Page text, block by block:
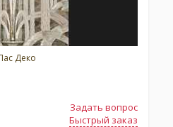
Деко
Задать вопрос
Быстрый заказ